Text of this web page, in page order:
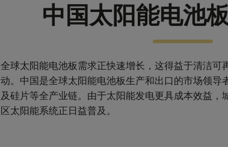
中国太阳能电池
全球太阳能电池板需求正快速增长，这得益于清洁可
动。中国是全球太阳能电池板生产和出口的市场领导
及硅片等全产业链。由于太阳能发电更具成本效益，
区太阳能系统正日益普及。